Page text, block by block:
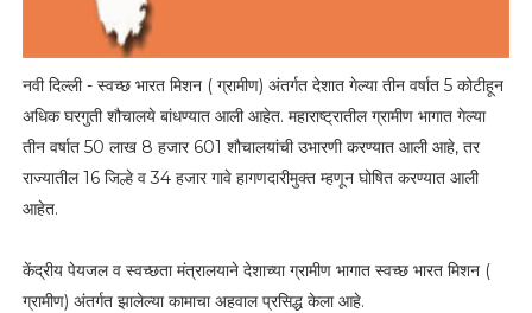
नवी दिल्ली - स्वच्छ भारत मिशन ( ग्रामीण) अंतर्गत देशात गेल्या तीन वर्षात 5 कोटीहून
अधिक घरगुती शौचालये बांधण्यात आली आहेत. महाराष्ट्रातील ग्रामीण भागात गेल्या
तीन वर्षात 50 लाख 8 हजार 601 शौचालयांची उभारणी करण्यात आली आहे, तर
राज्यातील 16 जिल्हे व 34 हजार गावे हागणदारीमुक्त म्हणून घोषित करण्यात आली
आहेत.
केंद्रीय पेयजल व स्वच्छता मंत्रालयाने देशाच्या ग्रामीण भागात स्वच्छ भारत मिशन (
ग्रामीण) अंतर्गत झालेल्या कामाचा अहवाल प्रसिद्ध केला आहे.